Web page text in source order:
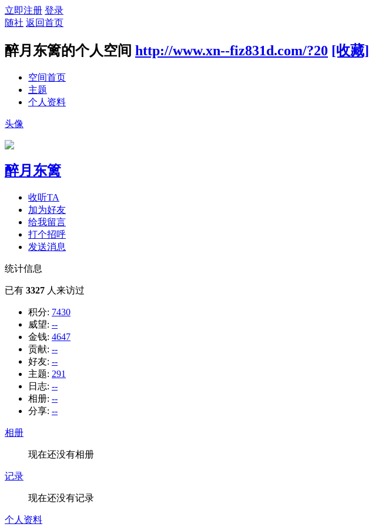
立即注册 登录
随社 返回首页
醉月东篱的个人空间 http://www.xn--fiz831d.com/?20 [收藏]
空间首页
主题
个人资料
头像
醉月东篱
收听TA
加为好友
给我留言
打个招呼
发送消息
统计信息
已有 3327 人来访过
积分: 7430
威望: --
金钱: 4647
贡献: --
好友: --
主题: 291
日志: --
相册: --
分享: --
相册
现在还没有相册
记录
现在还没有记录
个人资料